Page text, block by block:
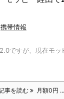
携帯情報
ですが、現在モッ
事を読む 月額0円 ...